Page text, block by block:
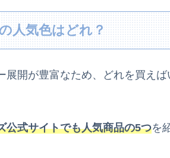
人気色はどれ？
展開が豊富なため、どれを買え
公式サイトでも人気商品の5つを